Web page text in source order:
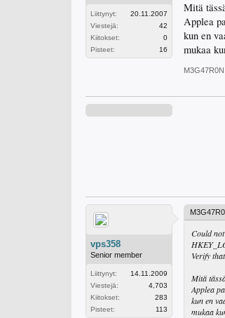
Liittynyt:
20.11.2007
Viestejä:
42
Kiitokset:
0
Pisteet:
16
Mitä
Applea
kun en
mukaa
M3G47R0N
vps358
Senior member
Liittynyt:
14.11.2009
Viestejä:
4,703
Kiitokset:
283
Pisteet:
113
Could
Verify
Mitä
Applea
kun en
mukaa